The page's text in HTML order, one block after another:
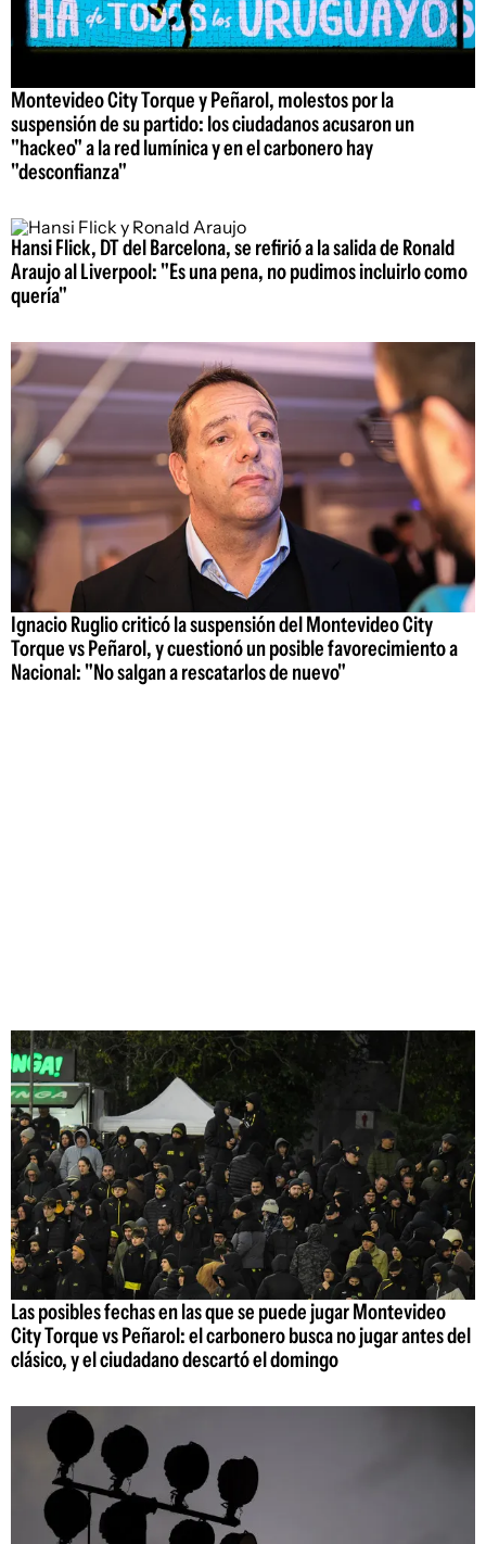
Montevideo City Torque y Peñarol, molestos por la
suspensión de su partido: los ciudadanos acusaron un
"hackeo" a la red lumínica y en el carbonero hay
"desconfianza"
Hansi Flick, DT del Barcelona, se refirió a la salida de Ronald
Araujo al Liverpool: "Es una pena, no pudimos incluirlo como
quería"
Ignacio Ruglio criticó la suspensión del Montevideo City
Torque vs Peñarol, y cuestionó un posible favorecimiento a
Nacional: "No salgan a rescatarlos de nuevo"
Las posibles fechas en las que se puede jugar Montevideo
City Torque vs Peñarol: el carbonero busca no jugar antes del
clásico, y el ciudadano descartó el domingo